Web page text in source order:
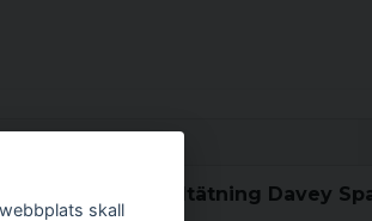
av Axeltätning Davey
skall